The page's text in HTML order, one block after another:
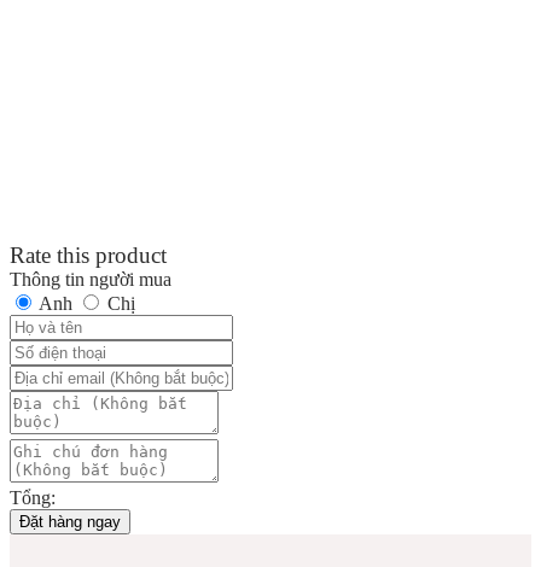
Rate this product
Thông tin người mua
Anh
Chị
Tổng:
Đặt hàng ngay